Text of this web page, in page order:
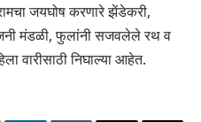
जयघोष करणारे झेंडेकरी,
मंडळी, फुलांनी सजवलेले रथ व
वारीसाठी निघाल्या आहेत.